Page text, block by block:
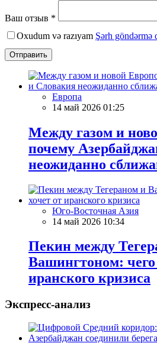
Ваш отзыв *
Oxudum və razıyam Şərh göndərmə
Отправить
Европа
14 май 2026 01:25
Между газом и
почему
неожиданно
Юго-Восточная Азия
14 май 2026 10:34
Пекин между
Вашингтоном: чего
иранского кризиса
Экспресс-анализ